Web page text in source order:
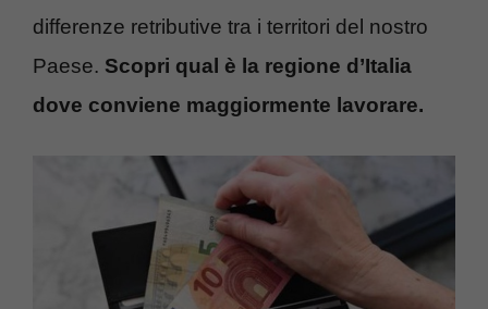
differenze retributive tra i territori del nostro
Paese. Scopri qual è la regione d’Italia
dove conviene maggiormente lavorare.